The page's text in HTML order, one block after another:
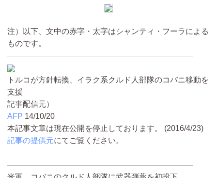
注）以下、文中の赤字・太字はシャンティ・フーラによる
ものです。
――――――――――――――――――――――――
トルコが方針転換、イラク系クルド人部隊のコバニ移動を
支援
記事配信元）
AFP 14/10/20
本記事文章は現在公開を停止しております。 (2016/4/23)
記事の提供元にてご覧ください。
――――――――――――――――――――――――